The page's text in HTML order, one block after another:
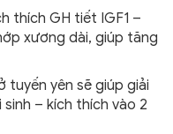
thích GH tiết IGF1 –
xương dài, giúp tăng
tuyến yên sẽ giúp giải
– kích thích vào 2